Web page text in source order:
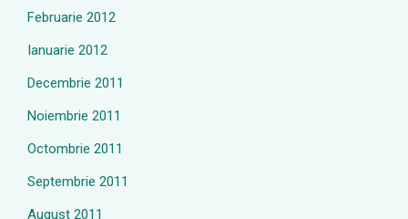
Februarie 2012
Ianuarie 2012
Decembrie 2011
Noiembrie 2011
Octombrie 2011
Septembrie 2011
August 2011